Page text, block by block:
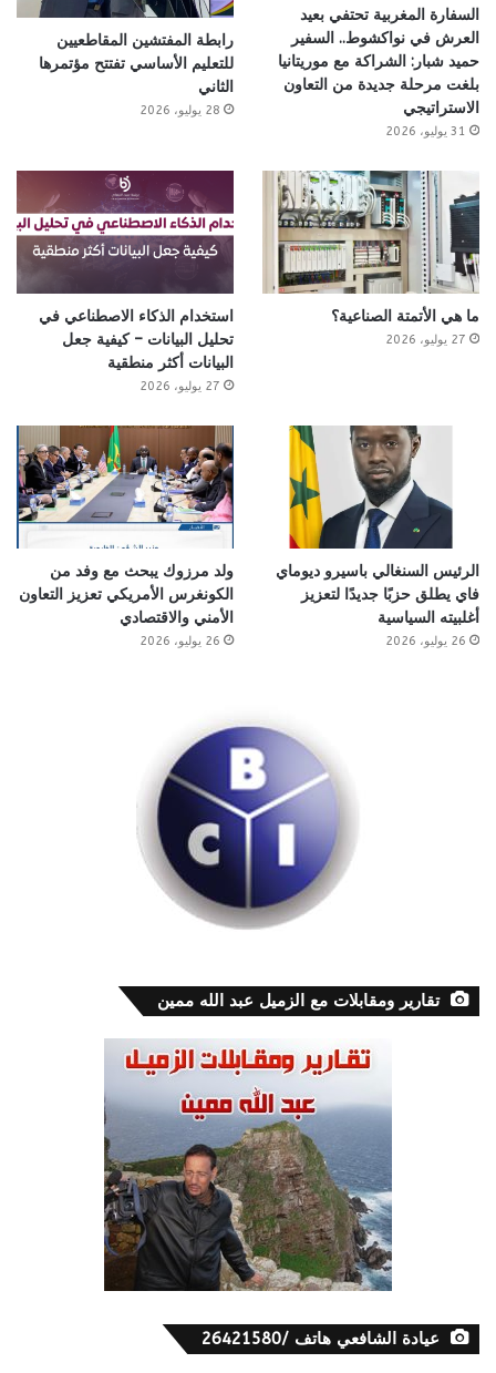
السفارة المغربية تحتفي بعيد
العرش في نواكشوط.. السفير
حميد شبار: الشراكة مع موريتانيا
بلغت مرحلة جديدة من التعاون
الاستراتيجي
31 يوليو، 2026
رابطة المفتشين المقاطعيين
للتعليم الأساسي تفتتح مؤتمرها
الثاني
28 يوليو، 2026
ما هي الأتمتة الصناعية؟
27 يوليو، 2026
استخدام الذكاء الاصطناعي في
تحليل البيانات – كيفية جعل
البيانات أكثر منطقية
27 يوليو، 2026
الرئيس السنغالي باسيرو ديوماي
فاي يطلق حزبًا جديدًا لتعزيز
أغلبيته السياسية
26 يوليو، 2026
ولد مرزوك يبحث مع وفد من
الكونغرس الأمريكي تعزيز التعاون
الأمني والاقتصادي
26 يوليو، 2026
تقارير ومقابلات مع الزميل عبد الله ممين
عيادة الشافعي هاتف /26421580